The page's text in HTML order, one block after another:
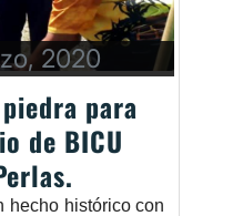
2020
para
de BICU
hecho histórico con